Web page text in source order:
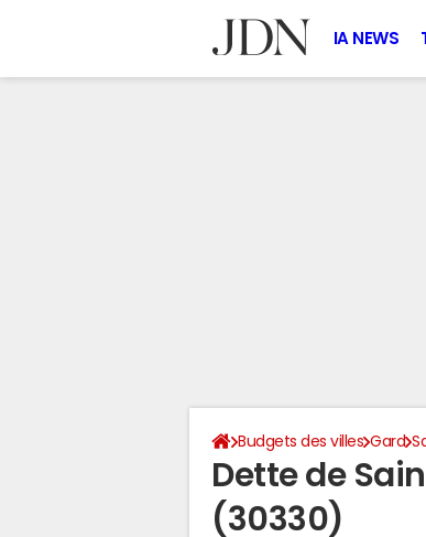
IA NEWS
Budgets des villes Gard
Dette de
(30330)